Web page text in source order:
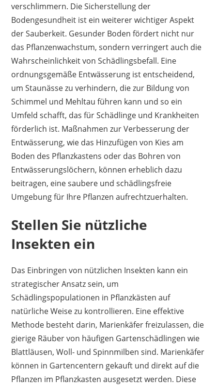
verschlimmern. Die Sicherstellung der
Bodengesundheit ist ein weiterer wichtiger Aspekt
der Sauberkeit. Gesunder Boden fördert nicht nur
das Pflanzenwachstum, sondern verringert auch die
Wahrscheinlichkeit von Schädlingsbefall. Eine
ordnungsgemäße Entwässerung ist entscheidend,
um Staunässe zu verhindern, die zur Bildung von
Schimmel und Mehltau führen kann und so ein
Umfeld schafft, das für Schädlinge und Krankheiten
förderlich ist. Maßnahmen zur Verbesserung der
Entwässerung, wie das Hinzufügen von Kies am
Boden des Pflanzkastens oder das Bohren von
Entwässerungslöchern, können erheblich dazu
beitragen, eine saubere und schädlingsfreie
Umgebung für Ihre Pflanzen aufrechtzuerhalten.
Stellen Sie nützliche
Insekten ein
Das Einbringen von nützlichen Insekten kann ein
strategischer Ansatz sein, um
Schädlingspopulationen in Pflanzkästen auf
natürliche Weise zu kontrollieren. Eine effektive
Methode besteht darin, Marienkäfer freizulassen, die
gierige Räuber von häufigen Gartenschädlingen wie
Blattläusen, Woll- und Spinnmilben sind. Marienkäfer
können in Gartencentern gekauft und direkt auf die
Pflanzen im Pflanzkasten ausgesetzt werden. Diese